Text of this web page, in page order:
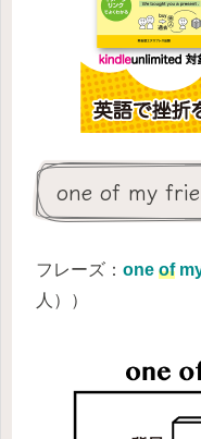
one of my
フレーズ： one of
人））